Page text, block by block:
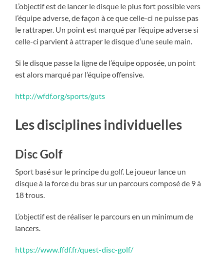
L’objectif est de lancer le disque le plus fort possible vers
l’équipe adverse, de façon à ce que celle-ci ne puisse pas
le rattraper. Un point est marqué par l’équipe adverse si
celle-ci parvient à attraper le disque d’une seule main.
Si le disque passe la ligne de l’équipe opposée, un point
est alors marqué par l’équipe offensive.
http://wfdf.org/sports/guts
Les disciplines individuelles
Disc Golf
Sport basé sur le principe du golf. Le joueur lance un
disque à la force du bras sur un parcours composé de 9 à
18 trous.
L’objectif est de réaliser le parcours en un minimum de
lancers.
https://www.ffdf.fr/quest-disc-golf/